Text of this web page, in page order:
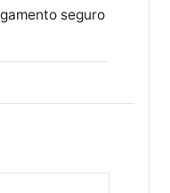
seguro